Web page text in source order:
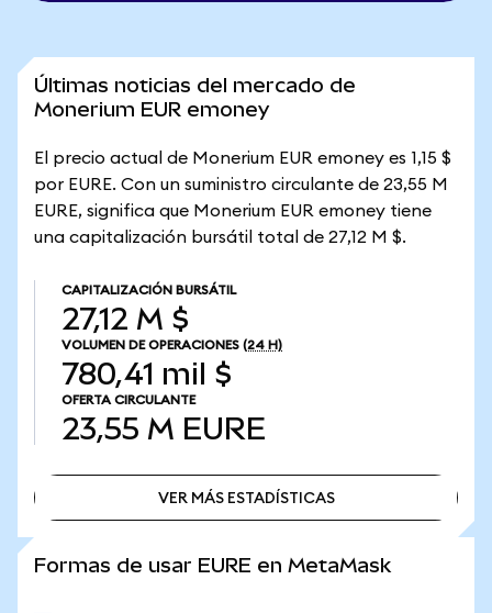
Últimas noticias del mercado de
Monerium EUR emoney
El precio actual de Monerium EUR emoney es 1,15 $
por EURE. Con un suministro circulante de 23,55 M
EURE, significa que Monerium EUR emoney tiene
una capitalización bursátil total de 27,12 M $.
CAPITALIZACIÓN BURSÁTIL
27,12 M $
VOLUMEN DE OPERACIONES (24 H)
780,41 mil $
OFERTA CIRCULANTE
23,55 M EURE
VER MÁS ESTADÍSTICAS
Formas de usar EURE en MetaMask